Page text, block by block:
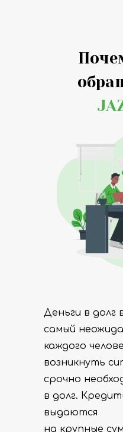
Деньги в долг
самый
каждого
возникнуть
срочно
в долг.
выдаются
на крупные